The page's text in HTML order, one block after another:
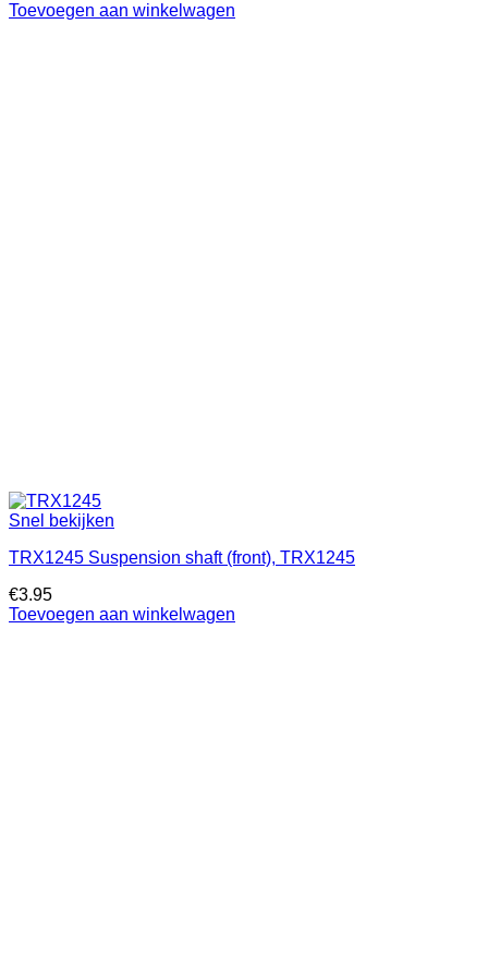
Toevoegen aan winkelwagen
Snel bekijken
TRX1245 Suspension shaft (front), TRX1245
€3.95
Toevoegen aan winkelwagen